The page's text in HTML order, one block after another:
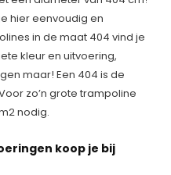
hier eenvoudig en
in de maat 404 vind je
kleur en uitvoering,
maar! Een 404 is de
zo’n grote trampoline
nodig.
koop je bij